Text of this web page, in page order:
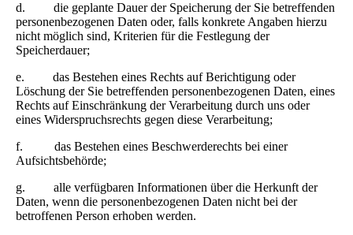
d. die geplante Dauer der Speicherung der Sie betreffenden
personenbezogenen Daten oder, falls konkrete Angaben hierzu
nicht möglich sind, Kriterien für die Festlegung der
Speicherdauer;
e. das Bestehen eines Rechts auf Berichtigung oder
Löschung der Sie betreffenden personenbezogenen Daten, eines
Rechts auf Einschränkung der Verarbeitung durch uns oder
eines Widerspruchsrechts gegen diese Verarbeitung;
f. das Bestehen eines Beschwerderechts bei einer
Aufsichtsbehörde;
g. alle verfügbaren Informationen über die Herkunft der
Daten, wenn die personenbezogenen Daten nicht bei der
betroffenen Person erhoben werden.